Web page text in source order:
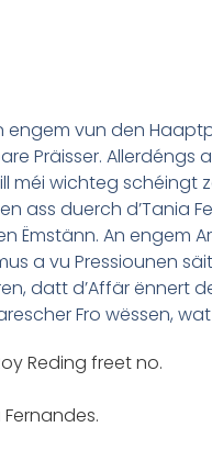
engem vun den
Präisser. Allerdéngs
méi wichteg schéingt
ass duerch d’Tania
An engem
a vu Pressiounen
datt d’Affär ënnert
Fro wëssen,
Reding freet no.